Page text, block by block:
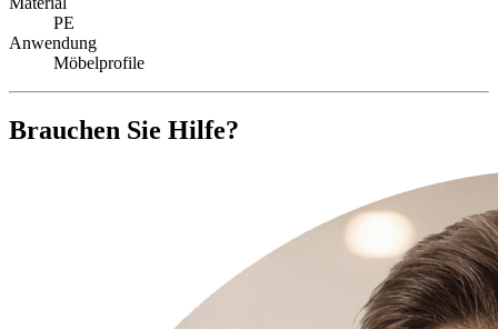
PE
Anwendung
Möbelprofile
Brauchen Sie Hilfe?